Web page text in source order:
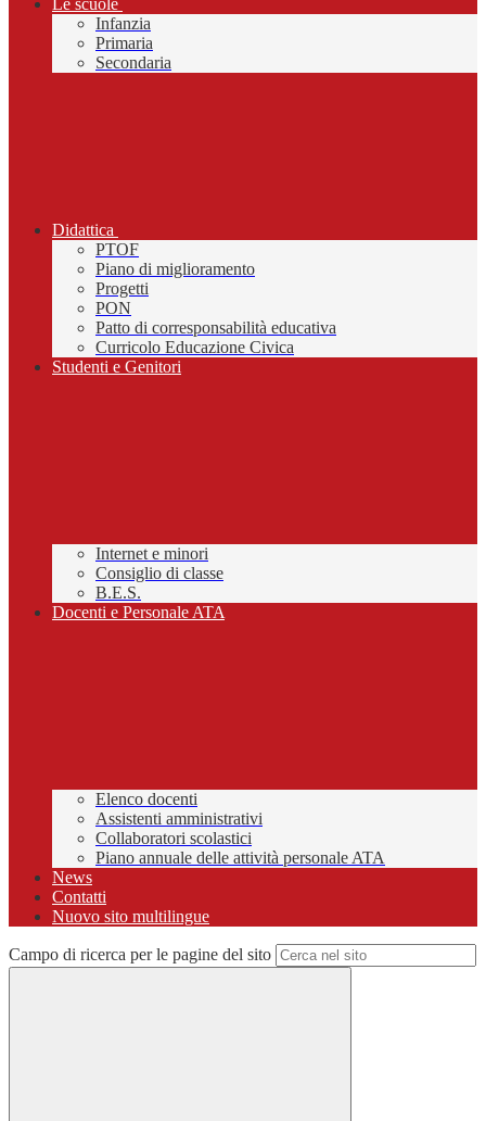
Le scuole
Infanzia
Primaria
Secondaria
Didattica
PTOF
Piano di miglioramento
Progetti
PON
Patto di corresponsabilità educativa
Curricolo Educazione Civica
Studenti e Genitori
Internet e minori
Consiglio di classe
B.E.S.
Docenti e Personale ATA
Elenco docenti
Assistenti amministrativi
Collaboratori scolastici
Piano annuale delle attività personale ATA
News
Contatti
Nuovo sito multilingue
Campo di ricerca per le pagine del sito